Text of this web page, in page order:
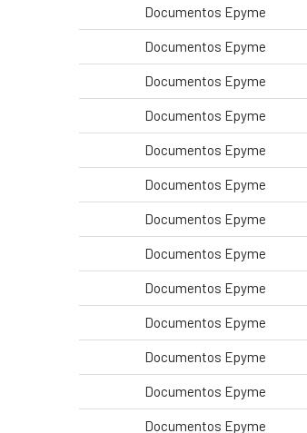
Documentos Epyme
Documentos Epyme
Documentos Epyme
Documentos Epyme
Documentos Epyme
Documentos Epyme
Documentos Epyme
Documentos Epyme
Documentos Epyme
Documentos Epyme
Documentos Epyme
Documentos Epyme
Documentos Epyme